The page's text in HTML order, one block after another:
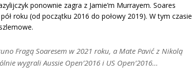
ponownie zagra z Jamie’m Murrayem. Soares
roku (od początku 2016 do połowy 2019). W tym czasie
Fragą Soaresem w 2021 roku, a Mate Pavić z Nikolą
wygrali Aussie Open’2016 i US Open’2016…